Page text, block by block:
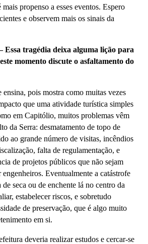
propenso a esses eventos. Espero
e observem mais os sinais da
Essa tragédia deixa alguma lição para
momento discute o asfaltamento do
ensina, pois mostra como muitas vezes
que uma atividade turística simples
em Capitólio, muitos problemas vêm
da Serra: desmatamento de topo de
ao grande número de visitas, incêndios
falta de regulamentação, e
de projetos públicos que não sejam
engenheiros. Eventualmente a catástrofe
seca ou de enchente lá no centro da
estabelecer riscos, e sobretudo
de preservação, que é algo muito
em si.
deveria realizar estudos e cercar-se